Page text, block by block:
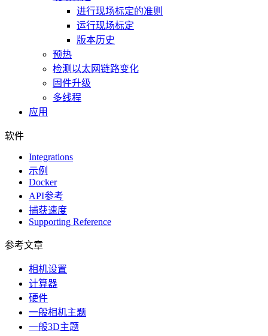
进行现场标定的准则
运行现场标定
版本历史
预热
检测以太网链路变化
固件升级
多线程
应用
软件
Integrations
示例
Docker
API参考
捕获速度
Supporting Reference
参考文章
相机设置
计算器
硬件
一般相机主题
一般3D主题